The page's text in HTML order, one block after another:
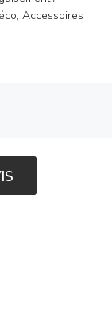
Accessoires